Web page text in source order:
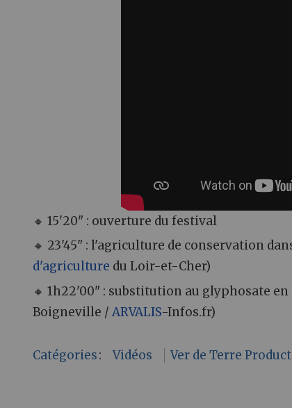
🔸 15'20" : ouverture du festival
🔸 23'45" : l'agriculture de conservation
d'agriculture du Loir-et-Cher)
🔸 1h22'00" : substitution au glyphosate
Boigneville / ARVALIS-Infos.fr)
Catégories: Vidéos Ver de Terre